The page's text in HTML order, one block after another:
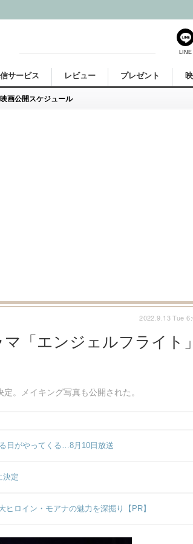
映画公開スケジュール
サービス レビュー プレゼント
「エンジェルフライト」
。メイキング写真も公開された。
2022.9.13 Tue
日がやってくる…8月10日放送
決定
ロイン・モアナの魅力を深掘り【PR】
LINE